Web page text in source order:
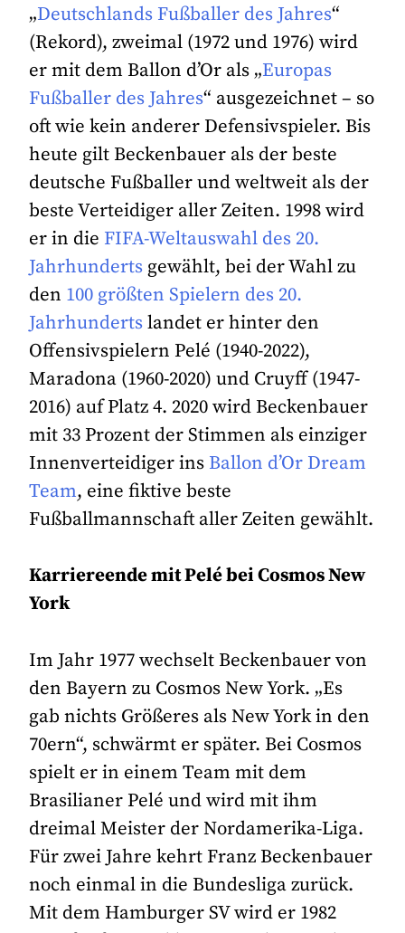
„Deutschlands Fußballer des Jahres“
(Rekord), zweimal (1972 und 1976) wird
er mit dem Ballon d’Or als „Europas
Fußballer des Jahres“ ausgezeichnet – so
oft wie kein anderer Defensivspieler. Bis
heute gilt Beckenbauer als der beste
deutsche Fußballer und weltweit als der
beste Verteidiger aller Zeiten. 1998 wird
er in die FIFA-Weltauswahl des 20.
Jahrhunderts gewählt, bei der Wahl zu
den 100 größten Spielern des 20.
Jahrhundertslandet er hinter den
Offensivspielern Pelé (1940-2022),
Maradona (1960-2020) und Cruyff (1947-
2016) auf Platz 4. 2020 wird Beckenbauer
mit 33 Prozent der Stimmen als einziger
Innenverteidiger ins Ballon d’Or Dream
Team, eine fiktive beste
Fußballmannschaft aller Zeiten gewählt.
Karriereende mit Pelé bei Cosmos New
York
Im Jahr 1977 wechselt Beckenbauer von
den Bayern zu Cosmos New York. „Es
gab nichts Größeres als New York in den
70ern“, schwärmt er später. Bei Cosmos
spielt er in einem Team mit dem
Brasilianer Pelé und wird mit ihm
dreimal Meister der Nord­amerika-Liga.
Für zwei Jahre kehrt Franz Beckenbauer
noch einmal in die Bundesliga zurück.
Mit dem Hamburger SV wird er 1982